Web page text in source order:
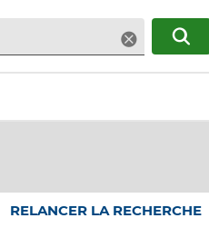
Supprimer
RELANCER LA RECHERCHE